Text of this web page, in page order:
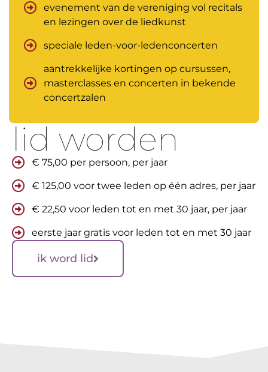
evenement van de vereniging vol recitals
en lezingen over de liedkunst
speciale leden-voor-ledenconcerten
aantrekkelijke kortingen op cursussen,
masterclasses en concerten in bekende
concertzalen
lid worden
€ 75,00 per persoon, per jaar
€ 125,00 voor twee leden op één adres, per jaar
€ 22,50 voor leden tot en met 30 jaar, per jaar
eerste jaar gratis voor leden tot en met 30 jaar
ik word lid